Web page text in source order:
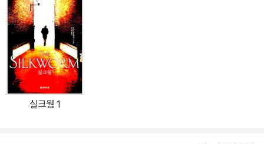
데뷔작이라고 하기에는 너무 완숙하고 세련된 완성도를 보여주었기
에, 일각에서는 몇 년 후 유명 작가가 필명으로 출판한 작품으로 밝혀
질지도 모르겠다는 의견이 나오기도 했다. 그러던 와중에 영국 일간
지의 집요한 취재로 이 책의 실제 저자가 조앤 K. 롤링이라는 사실이
밝혀지면서 세상에 충격과 놀라움을 안겼다. 이후 판매고가 급증하며
100만부를 돌파하고 아마존 베스트셀러 1위를 차지하는가 하면, 온
라인 경매업체에서는 초반본이 5천불을 호가하는 가격에 거래되기도
실크웜 1